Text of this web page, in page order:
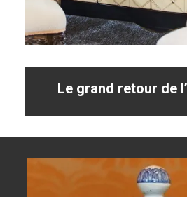
Le grand retour de